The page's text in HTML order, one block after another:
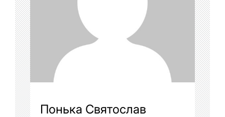
Понька Святослав